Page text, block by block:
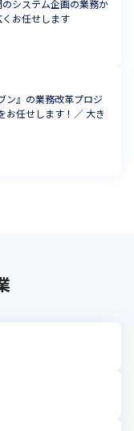
システム企画の業務か
お任せします
ン』の業務改革プロジ
お任せします！／ 大き